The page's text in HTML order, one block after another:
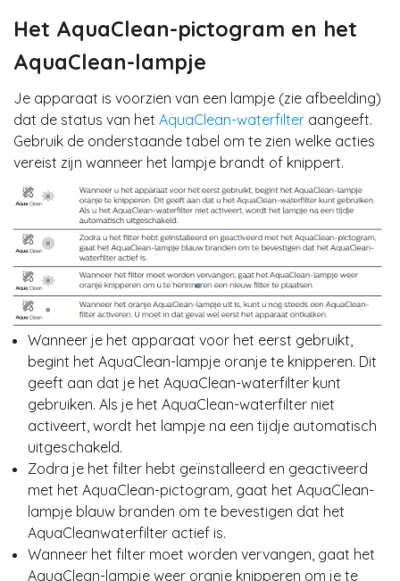
Het AquaClean-pictogram en het
AquaClean-lampje
Je apparaat is voorzien van een lampje (zie afbeelding)
dat de status van het AquaClean-waterfilter aangeeft.
Gebruik de onderstaande tabel om te zien welke acties
vereist zijn wanneer het lampje brandt of knippert.
Wanneer je het apparaat voor het eerst gebruikt,
begint het AquaClean-lampje oranje te knipperen. Dit
geeft aan dat je het AquaClean-waterfilter kunt
gebruiken. Als je het AquaClean-waterfilter niet
activeert, wordt het lampje na een tijdje automatisch
uitgeschakeld.
Zodra je het filter hebt geïnstalleerd en geactiveerd
met het AquaClean-pictogram, gaat het AquaClean-
lampje blauw branden om te bevestigen dat het
AquaCleanwaterfilter actief is.
Wanneer het filter moet worden vervangen, gaat het
AquaClean-lampje weer oranje knipperen om je te